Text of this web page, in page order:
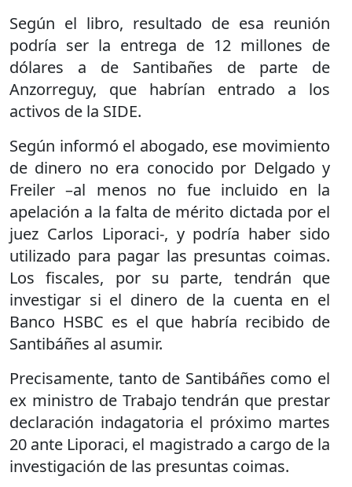
Según el libro, resultado de esa reunión
podría ser la entrega de 12 millones de
dólares a de Santibañes de parte de
Anzorreguy, que habrían entrado a los
activos de la SIDE.
Según informó el abogado, ese movimiento
de dinero no era conocido por Delgado y
Freiler –al menos no fue incluido en la
apelación a la falta de mérito dictada por el
juez Carlos Liporaci-, y podría haber sido
utilizado para pagar las presuntas coimas.
Los fiscales, por su parte, tendrán que
investigar si el dinero de la cuenta en el
Banco HSBC es el que habría recibido de
Santibáñes al asumir.
Precisamente, tanto de Santibáñes como el
ex ministro de Trabajo tendrán que prestar
declaración indagatoria el próximo martes
20 ante Liporaci, el magistrado a cargo de la
investigación de las presuntas coimas.